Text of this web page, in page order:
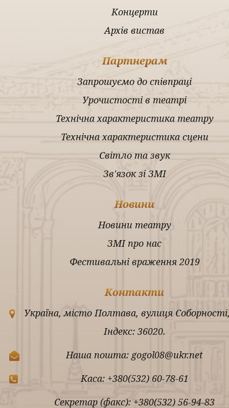
Концерти
Архів вистав
Партнерам
Запрошуємо до співпраці
Урочистості в театрі
Технічна характеристика театру
Технічна характеристика сцени
Світло та звук
Зв'язок зі ЗМІ
Новини
Новини театру
ЗМІ про нас
Фестивальні враження 2019
Контакти
Україна, місто Полтава, вулиця
Індекс: 36020.
Наша пошта: gogol08@ukr.net
Каса: +380(532) 60-78-61
Секретар (факс): +380(532) 56-94-83